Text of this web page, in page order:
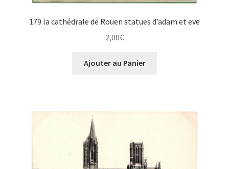
179 la cathédrale de Rouen statues d’adam et eve
2,00€
Ajouter au Panier